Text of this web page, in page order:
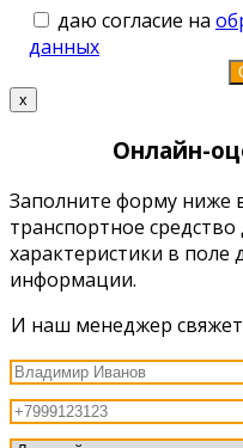
даю согласие на
данных
x
Онлайн-
Заполните форму ниже
транспортное
характеристики в поле
информации.
И наш менеджер